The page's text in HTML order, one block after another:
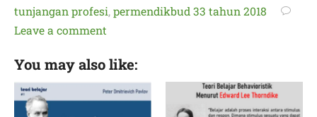
tunjangan profesi,permendikbud 33 tahun 2018
Leave a comment
You may also like: